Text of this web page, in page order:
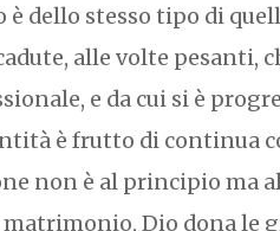
dello stesso tipo di
alle volte pesanti,
e da cui si è
è frutto di continua
non è al principio ma
Dio dona le